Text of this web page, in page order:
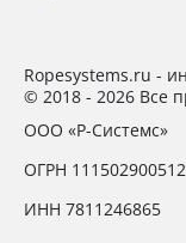
Ropesystems.ru -
© 2018 - 2026 Все
ООО «Р-Системс»
ОГРН
ИНН 7811246865